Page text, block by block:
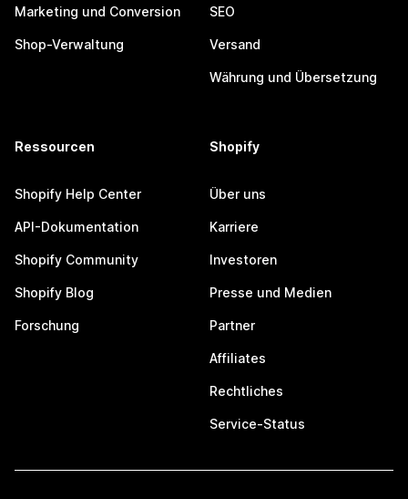
Marketing und Conversion
Shop-Verwaltung
SEO
Versand
Währung und Übersetzung
Ressourcen
Shopify Help Center
API-Dokumentation
Shopify Community
Shopify Blog
Forschung
Shopify
Über uns
Karriere
Investoren
Presse und Medien
Partner
Affiliates
Rechtliches
Service-Status